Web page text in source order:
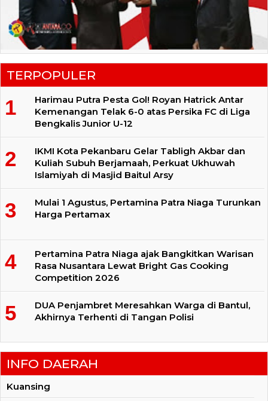
TERPOPULER
Harimau Putra Pesta Gol! Royan Hatrick Antar
Kemenangan Telak 6-0 atas Persika FC di Liga
Bengkalis Junior U-12
IKMI Kota Pekanbaru Gelar Tabligh Akbar dan
Kuliah Subuh Berjamaah, Perkuat Ukhuwah
Islamiyah di Masjid Baitul Arsy
Mulai 1 Agustus, Pertamina Patra Niaga Turunkan
Harga Pertamax
Pertamina Patra Niaga ajak Bangkitkan Warisan
Rasa Nusantara Lewat Bright Gas Cooking
Competition 2026
DUA Penjambret Meresahkan Warga di Bantul,
Akhirnya Terhenti di Tangan Polisi
INFO DAERAH
Kuansing